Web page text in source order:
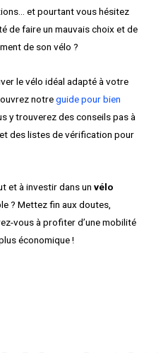
et pourtant vous hésitez
de faire un mauvais choix et de
de son vélo ?
le vélo idéal adapté à votre
notreguide pour bien
y trouverez des conseils pas à
des listes de vérification pour
et à investir dans un vélo
? Mettez fin aux doutes,
vous à profiter d’une mobilité
économique !